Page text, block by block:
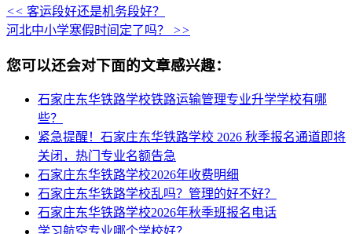
<< 客运段好还是机务段好？
河北中小学寒假时间定了吗？ >>
您可以还会对下面的文章感兴趣：
石家庄东华铁路学校铁路运输管理专业升学学校有哪
些？
紧急提醒！石家庄东华铁路学校 2026 秋季报名通道即将
关闭，热门专业名额告急
石家庄东华铁路学校2026年收费明细
石家庄东华铁路学校乱吗？管理的好不好？
石家庄东华铁路学校2026年秋季班报名电话